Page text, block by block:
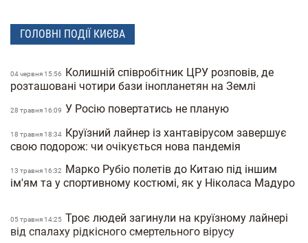
ГОЛОВНІ ПОДІЇ КИЄВА
04 червня 15:56
Колишній співробітник ЦРУ розповів, де
розташовані чотири бази інопланетян на Землі
28 травня 16:09 У Росію повертатись не планую
18 травня 18:34 Круїзний лайнер із хантавірусом завершує
свою подорож: чи очікується нова пандемія
13 травня 16:32
Марко Рубіо полетів до Китаю під іншим
ім'ям та у спортивному костюмі, як у Ніколаса Мадуро
05 травня 14:25 Троє людей загинули на круїзному лайнері
від спалаху рідкісного смертельного вірусу